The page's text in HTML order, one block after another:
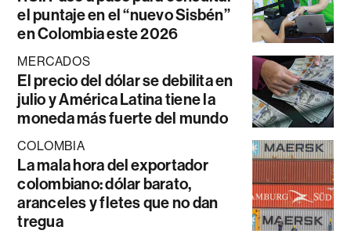
el puntaje en el “nuevo Sisbén”
en Colombia este 2026
MERCADOS
El precio del dólar se debilita en
julio y América Latina tiene la
moneda más fuerte del mundo
COLOMBIA
La mala hora del exportador
colombiano: dólar barato,
aranceles y fletes que no dan
tregua